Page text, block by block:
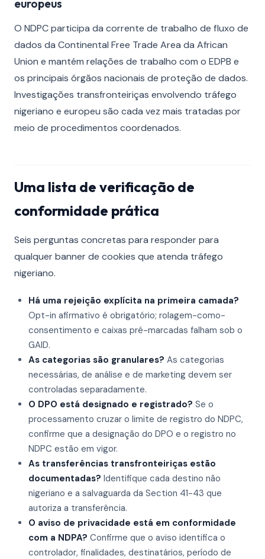
europeus
O NDPC participa da corrente de trabalho de fluxo de
dados da Continental Free Trade Area da African
Union e mantém relações de trabalho com o EDPB e
os principais órgãos nacionais de proteção de dados.
Investigações transfronteiriças envolvendo tráfego
nigeriano e europeu são cada vez mais tratadas por
meio de procedimentos coordenados.
Uma lista de verificação de
conformidade prática
Seis perguntas concretas para responder para
qualquer banner de cookies que atenda tráfego
nigeriano.
Há uma rejeição explícita na primeira camada?
Opt-in afirmativo é obrigatório; rolagem-como-
consentimento e caixas pré-marcadas falham sob o
GAID.
As categorias são granulares? As categorias
necessárias, de análise e de marketing devem ser
controladas separadamente.
O DPO está designado e registrado? Se o
processamento cruzar o limite de registro do NDPC,
confirme que a designação do DPO e o registro no
NDPC estão em vigor.
As transferências transfronteiriças estão
documentadas? Identifique cada destino não
nigeriano e a salvaguarda da Section 41-43 que
autoriza a transferência.
O aviso de privacidade está em conformidade
com a NDPA? Confirme que o aviso identifica o
controlador, finalidades, destinatários, período de